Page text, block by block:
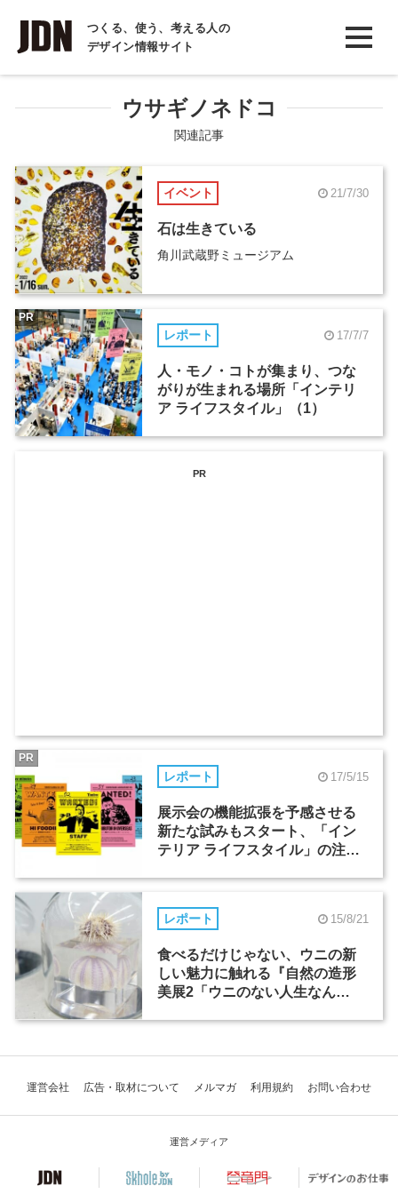
つくる、使う、考える人の
デザイン情報サイト
INTERVIEW
インタビュー
REPORT
COLUMN
コラム
ウサギノネドコ
関連記事
イベント 21/7/30
石は生きている
角川武蔵野ミュージアム
レポート 17/7/7
人・モノ・コトが集まり、つな
がりが生まれる場所「インテリ
ア ライフスタイル」（1）
PR
PR
レポート 17/5/15
展示会の機能拡張を予感させる
新たな試みもスタート、「イン
テリア ライフスタイル」の注目
PR
レポート 15/8/21
食べるだけじゃない、ウニの新
しい魅力に触れる『自然の造形
美展2「ウニのない人生なん
運営会社 広告・取材について メルマガ 利用規約 お問い合わせ
運営メディア